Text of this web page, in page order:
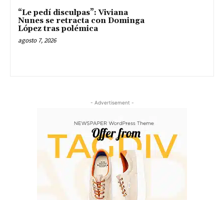
“Le pedí disculpas”: Viviana
Nunes se retracta con Dominga
López tras polémica
agosto 7, 2026
- Advertisement -